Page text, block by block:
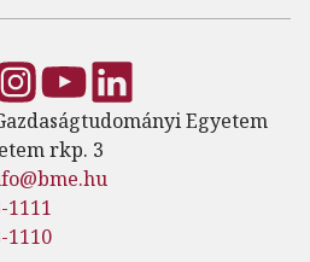
Egyetem
rkp. 3
1111
1110